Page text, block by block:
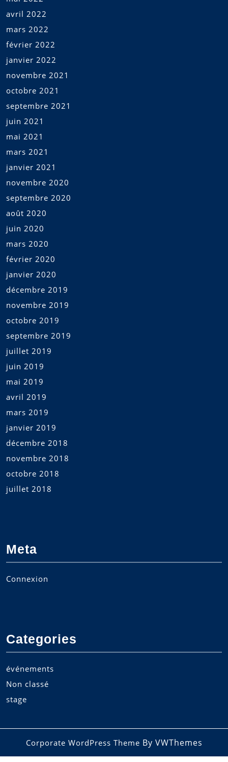
avril 2022
mars 2022
février 2022
janvier 2022
novembre 2021
octobre 2021
septembre 2021
juin 2021
mai 2021
mars 2021
janvier 2021
novembre 2020
septembre 2020
août 2020
juin 2020
mars 2020
février 2020
janvier 2020
décembre 2019
novembre 2019
octobre 2019
septembre 2019
juillet 2019
juin 2019
mai 2019
avril 2019
mars 2019
janvier 2019
décembre 2018
novembre 2018
octobre 2018
juillet 2018
Meta
Connexion
Categories
événements
Non classé
stage
Corporate WordPress Theme By VWThemes
Scroll